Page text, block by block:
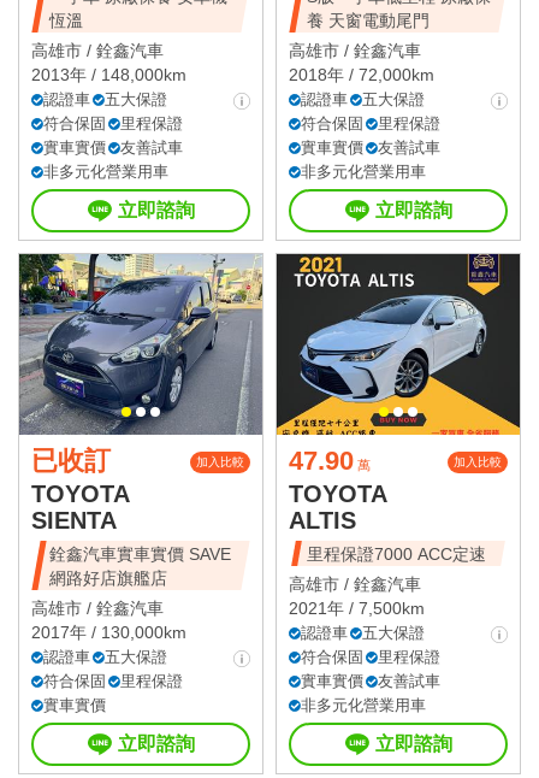
恆溫
高雄市 / 銓鑫汽車
2013年 / 148,000km
認證車
五大保證
符合保固
里程保證
實車實價
友善試車
非多元化營業用車
立即諮詢
養 天窗電動尾門
高雄市 / 銓鑫汽車
2018年 / 72,000km
認證車
五大保證
符合保固
里程保證
實車實價
友善試車
非多元化營業用車
立即諮詢
已收訂 加入比較
TOYOTA
SIENTA
銓鑫汽車實車實價 SAVE
網路好店旗艦店
高雄市 / 銓鑫汽車
2017年 / 130,000km
認證車
五大保證
符合保固
里程保證
實車實價
立即諮詢
47.90 萬 加入比較
TOYOTA
ALTIS
里程保證7000 ACC定速
高雄市 / 銓鑫汽車
2021年 / 7,500km
認證車
五大保證
符合保固
里程保證
實車實價
友善試車
非多元化營業用車
立即諮詢